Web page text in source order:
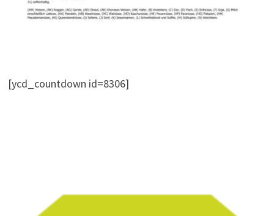
[ycd_countdown id=8306]